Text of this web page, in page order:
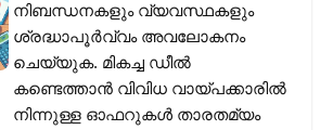
നിബന്ധനകളും വ്യവസ്ഥകളും
ശ്രദ്ധാപൂർവ്വം അവലോകനം
ചെയ്യുക. മികച്ച ഡീൽ
കണ്ടെത്താൻ വിവിധ വായ്പക്കാരിൽ
നിന്നുള്ള ഓഫറുകൾ താരതമ്യം